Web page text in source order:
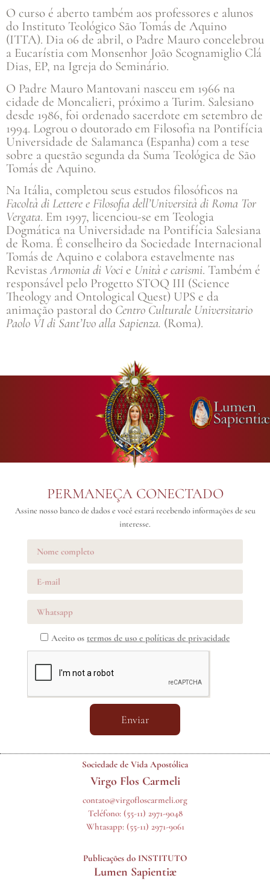
O curso é aberto também aos professores e alunos
do Instituto Teológico São Tomás de Aquino
(ITTA). Dia 06 de abril, o Padre Mauro concelebrou
a Eucarístia com Monsenhor João Scognamiglio Clá
Dias, EP, na Igreja do Seminário.
O Padre Mauro Mantovani nasceu em 1966 na
cidade de Moncalieri, próximo a Turim. Salesiano
desde 1986, foi ordenado sacerdote em setembro de
1994. Logrou o doutorado em Filosofia na Pontifícia
Universidade de Salamanca (Espanha) com a tese
sobre a questão segunda da Suma Teológica de São
Tomás de Aquino.
Na Itália, completou seus estudos filosóficos na
Facoltà di Lettere e Filosofia dell’Università di Roma Tor
Vergata. Em 1997, licenciou-se em Teologia
Dogmática na Universidade na Pontifícia Salesiana
de Roma. É conselheiro da Sociedade Internacional
Tomás de Aquino e colabora estavelmente nas
RevistasArmonia di Voci e Unità e carismi. Também é
responsável pelo Progetto STOQ III (Science
Theology and Ontological Quest) UPS e da
animação pastoral do Centro Culturale Universitario
Paolo VI di Sant’Ivo alla Sapienza. (Roma).
PERMANEÇA CONECTADO
Assine nosso banco de dados e você estará recebendo informações de seu
interesse.
Aceito os termos de uso e políticas de privacidade
Enviar
Sociedade de Vida Apostólica
Virgo Flos Carmeli
contato@virgofloscarmeli.org
Teléfono: (55-11) 2971-9048
Whtasapp: (55-11) 2971-9061
Publicações do INSTITUTO
Lumen Sapientiæ